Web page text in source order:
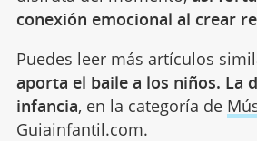
conexión emocional al crear
Puedes leer más artículos
aporta el baile a los niños. La
infancia, en la categoría de
Guiainfantil.com.